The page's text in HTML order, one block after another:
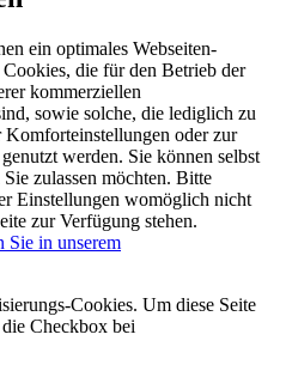
ein optimales Webseiten-
die für den Betrieb der
kommerziellen
sowie solche, die lediglich zu
oder zur
werden. Sie können selbst
zulassen möchten. Bitte
Einstellungen womöglich nicht
zur Verfügung stehen.
in unserem
Cookies. Um diese Seite
Checkbox bei